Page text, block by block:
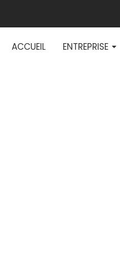
ACCUEIL ENTREPRISE